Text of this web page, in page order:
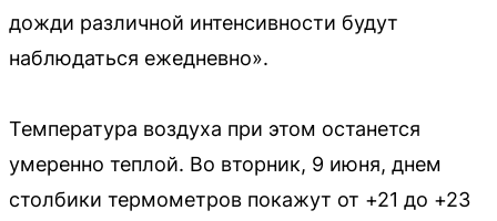
дожди различной интенсивности будут
наблюдаться ежедневно».
Температура воздуха при этом останется
умеренно теплой. Во вторник, 9 июня, днем
столбики термометров покажут от +21 до +23